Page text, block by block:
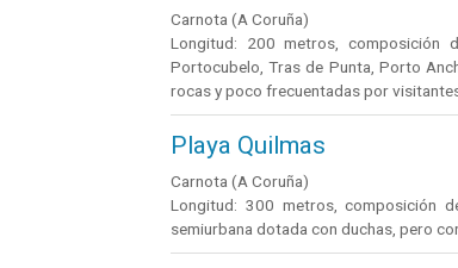
Carnota (A Coruña)
Longitud: 200 metros, composición
Portocubelo, Tras de Punta, Porto
rocas y poco frecuentadas por
Playa Quilmas
Carnota (A Coruña)
Longitud: 300 metros, composición
semiurbana dotada con duchas, pero